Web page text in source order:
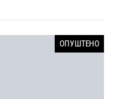
ОПУШТЕНО